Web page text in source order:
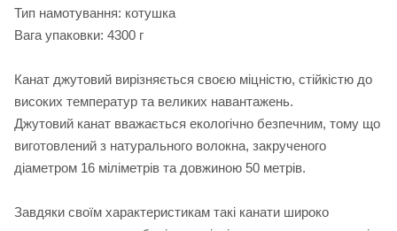
Тип намотування: котушка
Вага упаковки: 4300 г
Канат джутовий вирізняється своєю міцністю, стійкістю до
високих температур та великих навантажень.
Джутовий канат вважається екологічно безпечним, тому що
виготовлений з натурального волокна, закрученого
діаметром 16 міліметрів та довжиною 50 метрів.
Завдяки своїм характеристикам такі канати широко